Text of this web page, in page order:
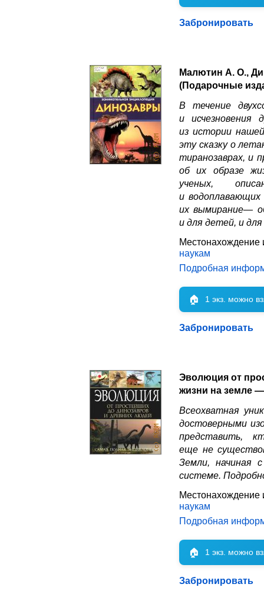
Забронировать
Малютин А. О.,
(Подарочные
В течение
и исчезновения
из истории
эту сказку о
тиранозаврах, и
об их образе
ученых,
и водоплавающих
их вымирание—
и для детей, и для
Местонахождение
наукам
Подробная
🏠 1 экз. можно
Забронировать
Эволюция от
жизни на земле
Всеохватная
достоверными
представить,
еще не
Земли, начиная
системе.
Местонахождение
наукам
Подробная
🏠 1 экз. можно
Забронировать